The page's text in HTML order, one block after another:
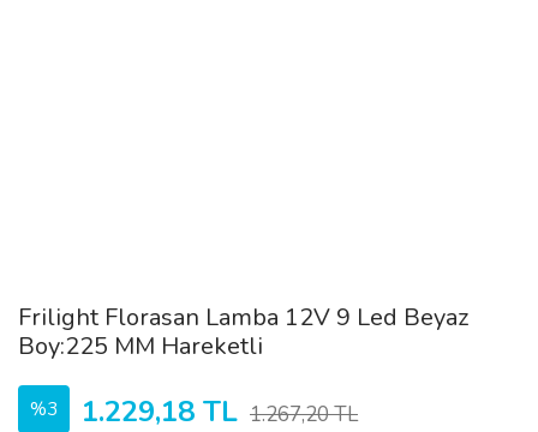
Frilight Florasan Lamba 12V 9 Led Beyaz
Boy:225 MM Hareketli
%3 1.229,18 TL 1.267,20 TL